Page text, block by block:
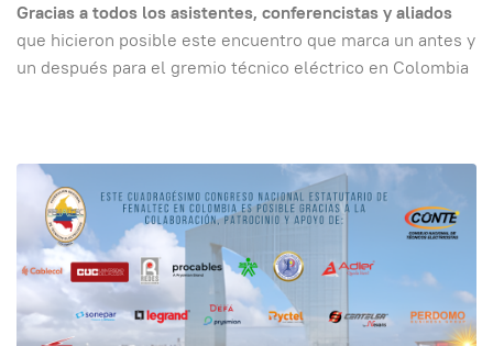
Gracias a todos los asistentes, conferencistas y aliados
que hicieron posible este encuentro que marca un antes y
un después para el gremio técnico eléctrico en Colombia